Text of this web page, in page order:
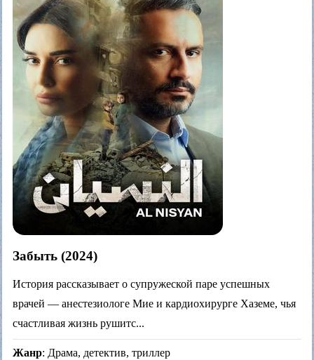
Забыть (2024)
История рассказывает о супружеской паре успешных
врачей — анестезиологе Мие и кардиохирурге Хаземе, чья
счастливая жизнь рушитс...
Жанр: Драма, детектив, триллер